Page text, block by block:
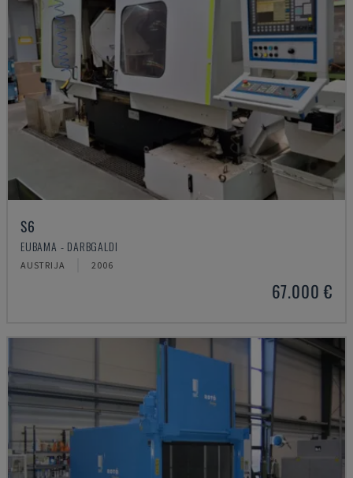
S6
EUBAMA - DARBGALDI
AUSTRIJA 2006
67.000 €